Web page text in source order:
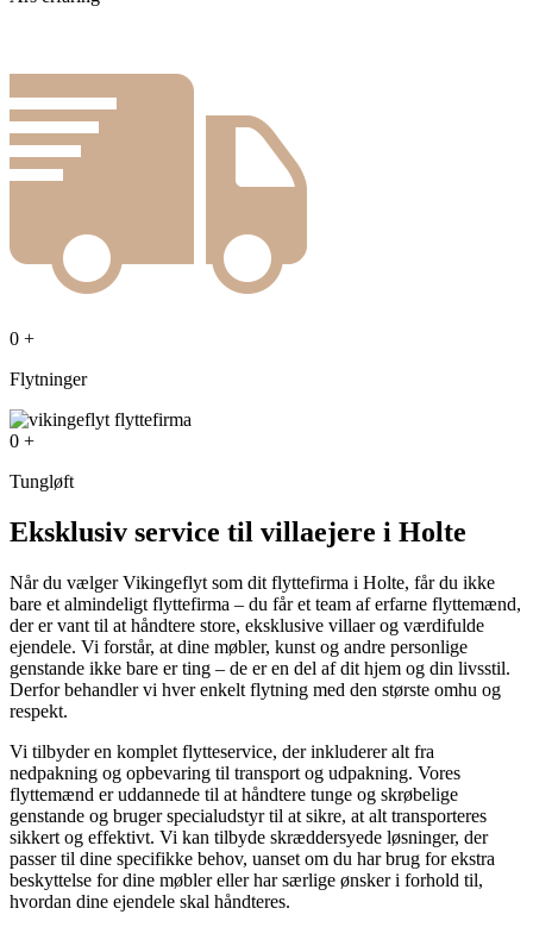
0 +
Flytninger
0 +
Tungløft
Eksklusiv service til villaejere i Holte
Når du vælger Vikingeflyt som dit flyttefirma i Holte, får du ikke
bare et almindeligt flyttefirma – du får et team af erfarne flyttemænd,
der er vant til at håndtere store, eksklusive villaer og værdifulde
ejendele. Vi forstår, at dine møbler, kunst og andre personlige
genstande ikke bare er ting – de er en del af dit hjem og din livsstil.
Derfor behandler vi hver enkelt flytning med den største omhu og
respekt.
Vi tilbyder en komplet flytteservice, der inkluderer alt fra
nedpakning og opbevaring til transport og udpakning. Vores
flyttemænd er uddannede til at håndtere tunge og skrøbelige
genstande og bruger specialudstyr til at sikre, at alt transporteres
sikkert og effektivt. Vi kan tilbyde skræddersyede løsninger, der
passer til dine specifikke behov, uanset om du har brug for ekstra
beskyttelse for dine møbler eller har særlige ønsker i forhold til,
hvordan dine ejendele skal håndteres.